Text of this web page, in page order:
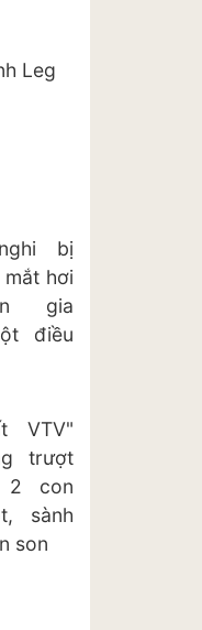
Leg
bị
hơi
gia
điều
VTV"
trượt
2 con
sành
son